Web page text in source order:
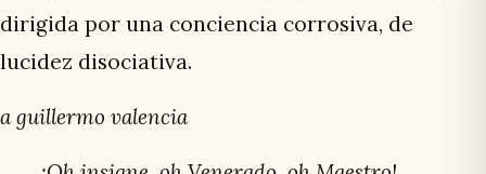
dirigida por una conciencia corrosiva, de
lucidez disociativa.
a guillermo valencia